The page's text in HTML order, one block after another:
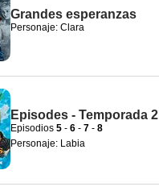
Grandes esperanzas
Personaje: Clara
Episodes - Temporada 2
Episodios 5 - 6 - 7 - 8
Personaje: Labia